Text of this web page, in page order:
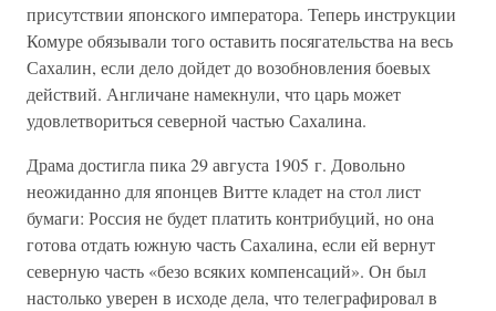
присутствии японского императора. Теперь инструкции
Комуре обязывали того оставить посягательства на весь
Сахалин, если дело дойдет до возобновления боевых
действий. Англичане намекнули, что царь может
удовлетвориться северной частью Сахалина.
Драма достигла пика 29 августа 1905 г. Довольно
неожиданно для японцев Витте кладет на стол лист
бумаги: Россия не будет платить контрибуций, но она
готова отдать южную часть Сахалина, если ей вернут
северную часть «безо всяких компенсаций». Он был
настолько уверен в исходе дела, что телеграфировал в